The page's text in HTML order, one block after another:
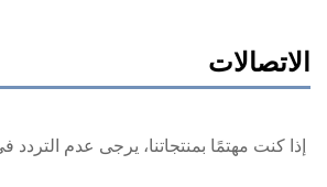
الاتصالات
إذا كنت مهتمًا بمنتجاتنا، يرجى عدم التردد